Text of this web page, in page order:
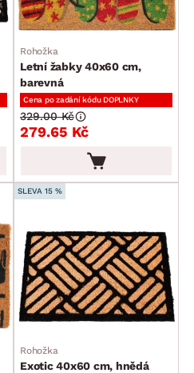
Rohožka
Letní žabky 40x60 cm,
barevná
Cena po zadání kódu DOPLNKY
279.65 Kč
329.00 Kč
SLEVA 15 %
Rohožka
Exotic 40x60 cm, hnědá